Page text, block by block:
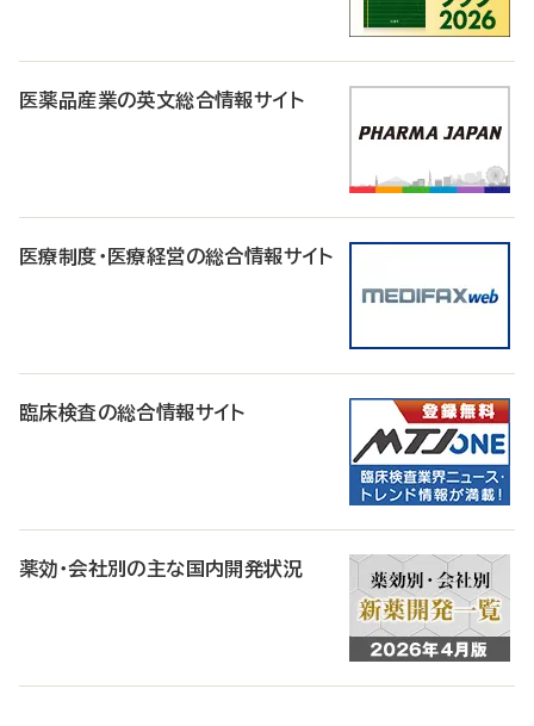
医薬品産業の英文総合情報サイト
医療制度・医療経営の総合情報サイト
臨床検査の総合情報サイト
薬効・会社別の主な国内開発状況